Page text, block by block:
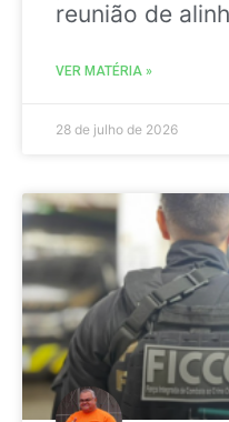
reunião de
VER MATÉRIA »
28 de julho de 2026